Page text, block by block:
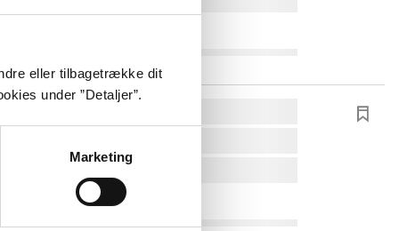
eller tilbagetrække dit
under ”Detaljer”.
Marketing